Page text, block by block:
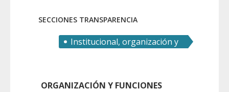
SECCIONES TRANSPARENCIA
Institucional, organización y
ORGANIZACIÓN Y FUNCIONES